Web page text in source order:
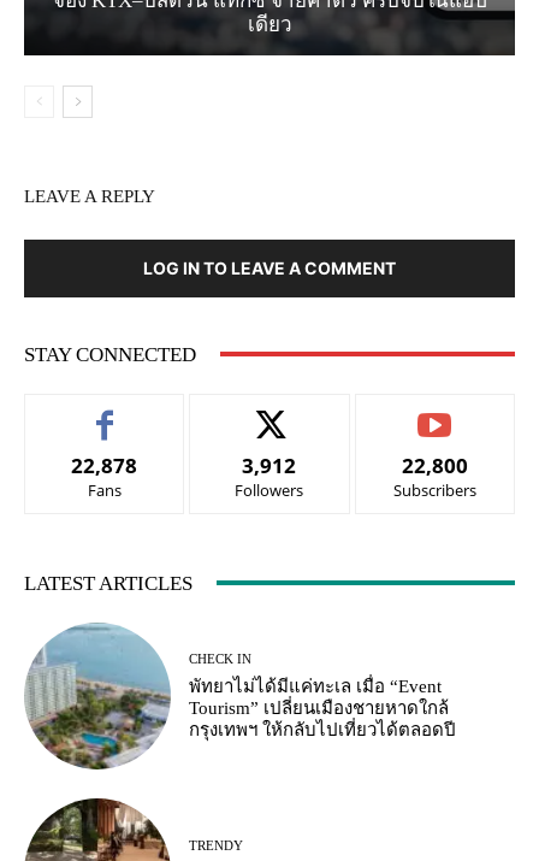
เดียว
LEAVE A REPLY
LOG IN TO LEAVE A COMMENT
STAY CONNECTED
22,878
Fans
3,912
Followers
22,800
Subscribers
LATEST ARTICLES
CHECK IN
พัทยาไม่ได้มีแค่ทะเล เมื่อ “Event
Tourism” เปลี่ยนเมืองชายหาดใกล้
กรุงเทพฯ ให้กลับไปเที่ยวได้ตลอดปี
TRENDY